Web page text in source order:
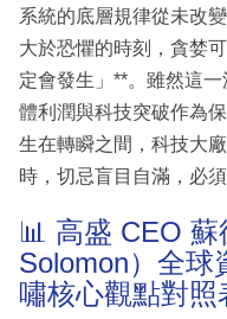
系統的底層規律從未改
大於恐懼的時刻，貪婪
定會發生」**。雖然這
體利潤與科技突破作為
生在轉瞬之間，科技大
時，切忌盲目自滿，必
📊 高盛 CEO 蘇
Solomon）全球
嘯核心觀點對照